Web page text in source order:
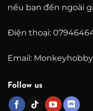
nếu bạn đến ngoài
Điện thoại:
Email:
Follow us